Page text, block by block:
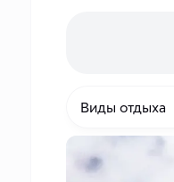
Виды отдыха